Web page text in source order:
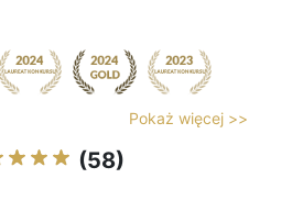
Pokaż więcej >>
(58)